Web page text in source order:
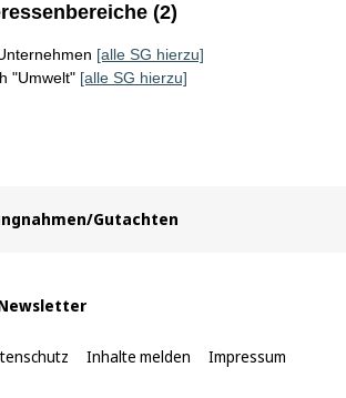
(2)
[alle SG hierzu]
"Umwelt" [alle SG hierzu]
Gutachten
Inhalte melden Impressum